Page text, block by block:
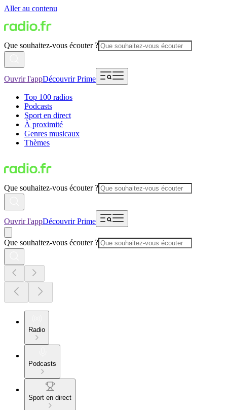
Aller au contenu
Que souhaitez-vous écouter ?
Ouvrir l'appDécouvrir Prime
Top 100 radios
Podcasts
Sport en direct
À proximité
Genres musicaux
Thèmes
Que souhaitez-vous écouter ?
Ouvrir l'appDécouvrir Prime
Que souhaitez-vous écouter ?
Radio
Podcasts
Sport en direct